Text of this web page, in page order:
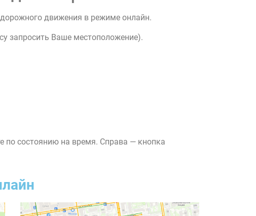
движения в режиме онлайн.
запросить Ваше местоположение).
состоянию на время. Справа — кнопка